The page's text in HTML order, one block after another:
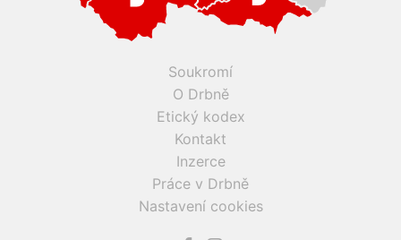
Soukromí
O Drbně
Etický kodex
Kontakt
Inzerce
Práce v Drbně
Nastavení cookies